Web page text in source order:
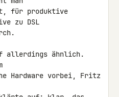
für produktive
zu DSL
allerdings ähnlich.
Hardware vorbei, Fritz